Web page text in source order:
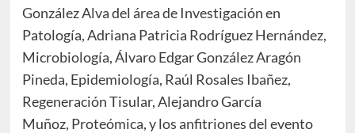
González Alva del área de Investigación en
Patología, Adriana Patricia Rodríguez Hernández,
Microbiología, Álvaro Edgar González Aragón
Pineda, Epidemiología, Raúl Rosales Ibañez,
Regeneración Tisular, Alejandro García
Muñoz, Proteómica, y los anfitriones del evento